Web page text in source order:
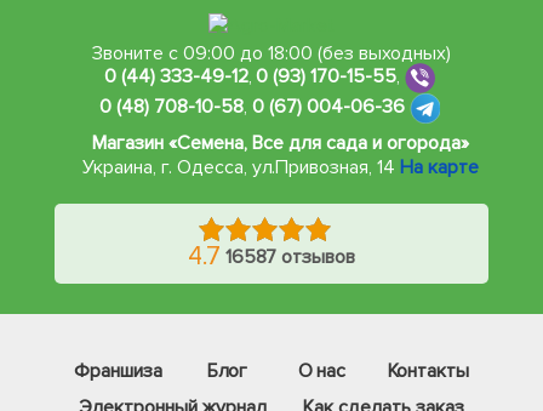
Звоните с 09:00 до 18:00 (без выходных)
0 (44) 333-49-12,0 (93) 170-15-55,
0 (48) 708-10-58, 0 (67) 004-06-36
Магазин «Семена, Все для сада и огорода»
Украина, г. Одесса, ул.Привозная, 14 На карте
4.7 16587 отзывов
Франшиза Блог О нас
Контакты
Фейсбук
Телеграм